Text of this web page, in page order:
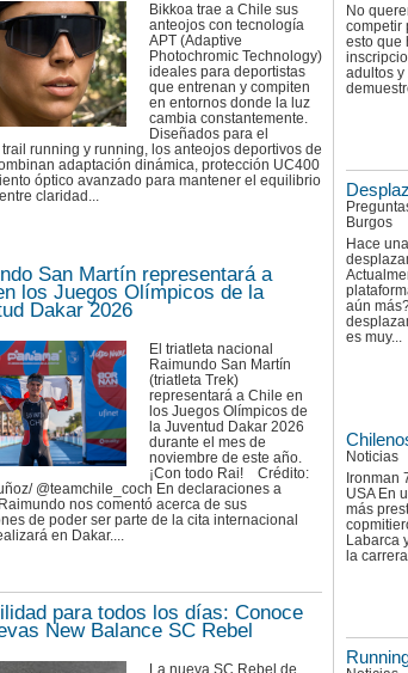
No
competir
esto que
adultos
Burgos
Hace
aún
es muy...
Noticias
Ironman
USA En
más
Labarca
la carrera
Bikkoa trae a Chile sus
anteojos con tecnología
APT (Adaptive
Photochromic Technology)
ideales para deportistas
que entrenan y compiten
en entornos donde la luz
cambia constantemente.
Diseñados para el
running y running, los anteojos deportivos de
adaptación dinámica, protección UC400
óptico avanzado para mantener el equilibrio
claridad...
San Martín representará a
los Juegos Olímpicos de la
Dakar 2026
El triatleta nacional
Raimundo San Martín
(triatleta Trek)
representará a Chile en
los Juegos Olímpicos de
la Juventud Dakar 2026
durante el mes de
noviembre de este año.
¡Con todo Rai! Crédito:
@teamchile_coch En declaraciones a
nos comentó acerca de sus
de poder ser parte de la cita internacional
en Dakar....
para todos los días: Conoce
New Balance SC Rebel
La nueva SC Rebel de